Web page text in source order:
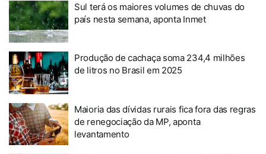
Sul terá os maiores volumes de chuvas do
país nesta semana, aponta Inmet
Produção de cachaça soma 234,4 milhões
de litros no Brasil em 2025
Maioria das dívidas rurais fica fora das regras
de renegociação da MP, aponta
levantamento